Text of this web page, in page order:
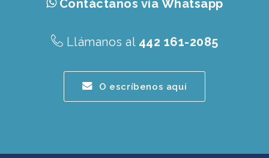
Contáctanos vía Whatsapp
Llámanos al 442 161-2085
O escríbenos aquí